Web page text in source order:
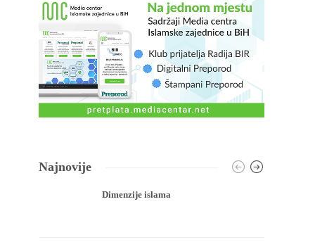
Najnovije
Dimenzije islama